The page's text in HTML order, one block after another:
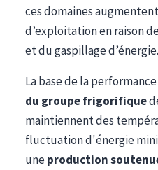
ces domaines
d’exploitation en raison
et du gaspillage d’énergie.
La base de la
du groupe frigorifique
maintiennent des
fluctuation d'énergie
uneproduction